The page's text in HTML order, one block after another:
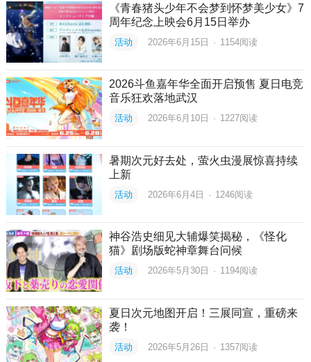
《青春猪头少年不会梦到怀梦美少女》7
周年纪念上映会6月15日举办
活动 2026年6月15日 · 1154阅读
2026斗鱼嘉年华全面开启预售 夏日电竞
音乐狂欢落地武汉
活动 2026年6月10日 · 1227阅读
暑期次元好去处，萤火虫漫展惊喜持续
上新
活动 2026年6月4日 · 1246阅读
神谷浩史细见大辅爆笑揭秘，《怪化
猫》剧场版蛇神章舞台问候
活动 2026年5月30日 · 1194阅读
夏日次元地图开启！三展同宣，重磅来
袭！
活动 2026年5月26日 · 1357阅读